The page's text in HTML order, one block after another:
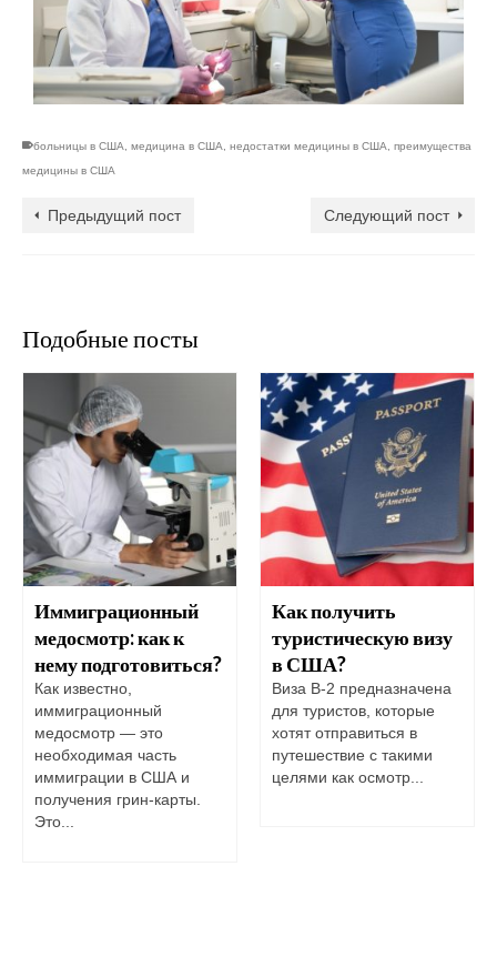
больницы в США, медицина в США, недостатки медицины в США, преимущества
медицины в США
Предыдущий пост Следующий пост
Подобные посты
Иммиграционный
медосмотр: как к
нему подготовиться?
Как известно,
иммиграционный
медосмотр — это
необходимая часть
иммиграции в США и
получения грин-карты.
Это...
Как получить
туристическую визу
в США?
Виза B-2 предназначена
для туристов, которые
хотят отправиться в
путешествие с такими
целями как осмотр...